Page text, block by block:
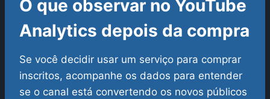
O que observar no YouTube
Analytics depois da compra
Se você decidir usar um serviço para comprar
inscritos, acompanhe os dados para entender
se o canal está convertendo os novos públicos